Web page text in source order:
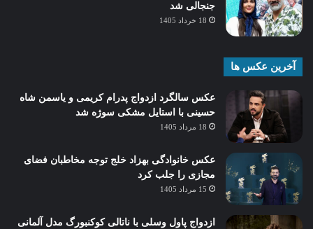
جنجالی شد
18 خرداد 1405
آخرین عکس ها
عکس سالگرد ازدواج پدرام کریمی و یاسمن شاه‌
حسینی با استایل مشکی سوژه شد
18 مرداد 1405
عکس خانوادگی بهزاد خلج توجه مخاطبان فضای
مجازی را جلب کرد
15 مرداد 1405
ازدواج پاول وسلی با ناتالی کوکنبورگ مدل آلمانی